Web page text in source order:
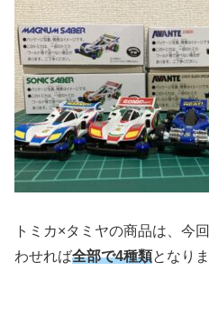
トミカ×タミヤの商品は、今
わせれば全部で4種類となりま